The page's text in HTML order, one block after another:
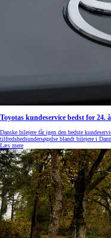
Toyotas kundeservice bedst for 24.
Danske bilejere får igen den bedste
tilfredshedsundersøgelse blandt bilejere i
Læs mere